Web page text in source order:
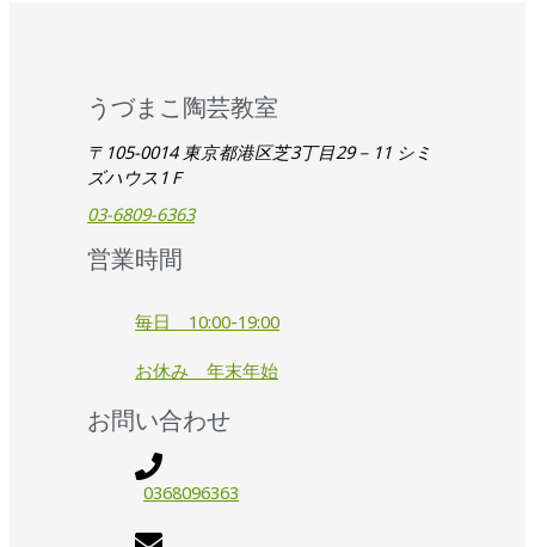
うづまこ陶芸教室
〒105-0014 東京都港区芝3丁目29－11 シミ
ズハウス1Ｆ
03-6809-6363
営業時間
毎日 10:00-19:00
お休み 年末年始
お問い合わせ
0368096363